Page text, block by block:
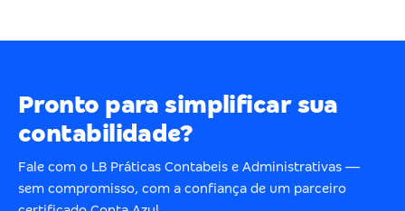
Pronto para simplificar sua
contabilidade?
Fale com o LB Práticas Contabeis e Administrativas —
sem compromisso, com a confiança de um parceiro